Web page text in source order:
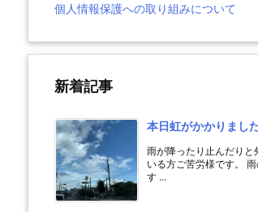
個人情報保護への取り組みについて
新着記事
本日虹がかかりまし
雨が降ったり止んだりと
いる方ご苦労様です。
す ...